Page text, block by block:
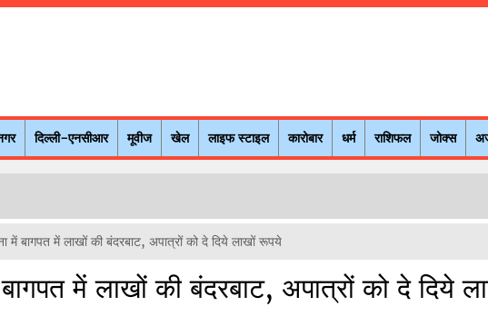
दिल्ली-एनसीआर मूवीज खेल लाइफ स्टाइल कारोबार धर्म राशिफल जोक्स
में बागपत में लाखों की बंदरबाट, अपात्रों को दे दिये लाखों रूपये
में लाखों की बंदरबाट, अपात्रों को दे दिये